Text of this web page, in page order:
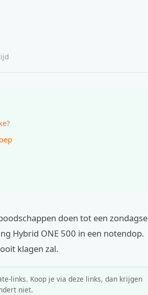
doen tot een zondagse
Hybrid ONE 500 in een notendop.
klagen zal.
links. Koop je via deze links, dan krijgen
niet.